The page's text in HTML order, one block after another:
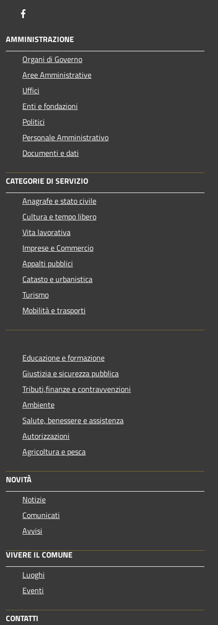
AMMINISTRAZIONE
Organi di Governo
Aree Amministrative
Uffici
Enti e fondazioni
Politici
Personale Amministrativo
Documenti e dati
CATEGORIE DI SERVIZIO
Anagrafe e stato civile
Cultura e tempo libero
Vita lavorativa
Imprese e Commercio
Appalti pubblici
Catasto e urbanistica
Turismo
Mobilità e trasporti
Educazione e formazione
Giustizia e sicurezza pubblica
Tributi,finanze e contravvenzioni
Ambiente
Salute, benessere e assistenza
Autorizzazioni
Agricoltura e pesca
NOVITÀ
Notizie
Comunicati
Avvisi
VIVERE IL COMUNE
Luoghi
Eventi
CONTATTI